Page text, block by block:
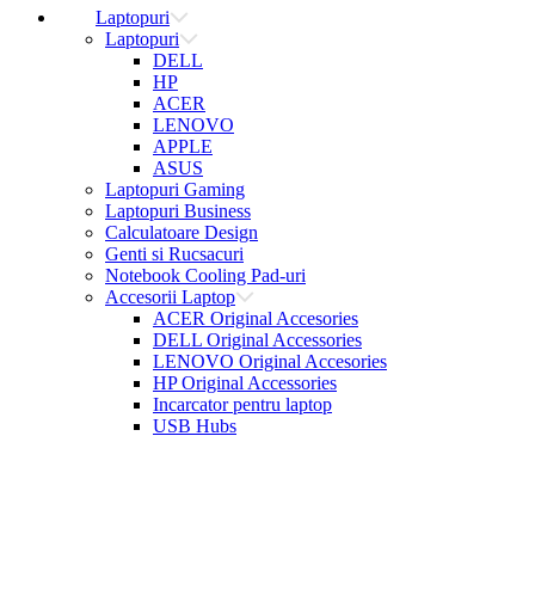
Laptopuri
Laptopuri
DELL
HP
ACER
LENOVO
APPLE
ASUS
Laptopuri Gaming
Laptopuri Business
Calculatoare Design
Genti si Rucsacuri
Notebook Cooling Pad-uri
Accesorii Laptop
ACER Original Accesories
DELL Original Accessories
LENOVO Original Accesories
HP Original Accessories
Incarcator pentru laptop
USB Hubs